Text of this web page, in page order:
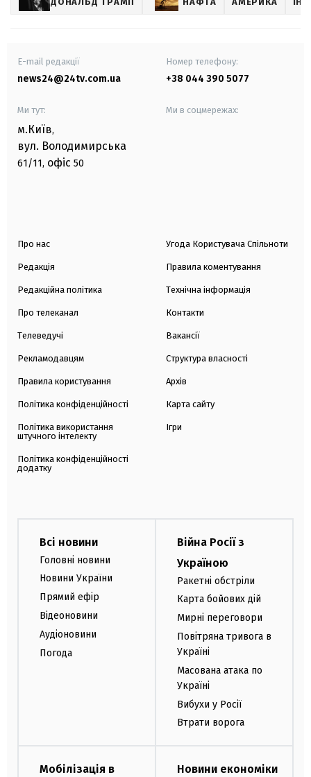
E-mail редакції
news24@24tv.com.ua
Номер телефону:
+38 044 390 5077
Ми тут:
м.Київ,
вул. Володимирська
61/11, офіс 50
Ми в соцмережах:
Про нас
Редакція
Редакційна політика
Про телеканал
Телеведучі
Рекламодавцям
Правила користування
Політика конфіденційності
Політика використання
штучного інтелекту
Політика конфіденційності
додатку
Угода Користувача Спільноти
Правила коментування
Технічна інформація
Контакти
Вакансії
Структура власності
Архів
Карта сайту
Ігри
Всі новини
Головні новини
Новини України
Прямий ефір
Відеоновини
Аудіоновини
Погода
Війна Росії з
Україною
Ракетні обстріли
Карта бойових дій
Мирні переговори
Повітряна тривога в
Україні
Масована атака по
Україні
Вибухи у Росії
Втрати ворога
Мобілізація в
Новини економіки